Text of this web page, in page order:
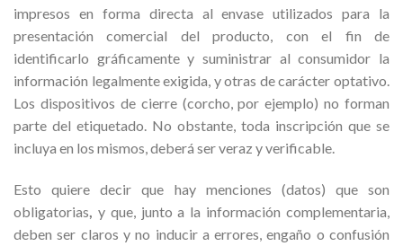
impresos en forma directa al envase utilizados para la
presentación comercial del producto, con el fin de
identificarlo gráficamente y suministrar al consumidor la
información legalmente exigida, y otras de carácter optativo.
Los dispositivos de cierre (corcho, por ejemplo) no forman
parte del etiquetado. No obstante, toda inscripción que se
incluya en los mismos, deberá ser veraz y verificable.
Esto quiere decir que hay menciones (datos) que son
obligatorias y que, junto a la información complementaria,
deben ser claros y no inducir a errores, engaño o confusión